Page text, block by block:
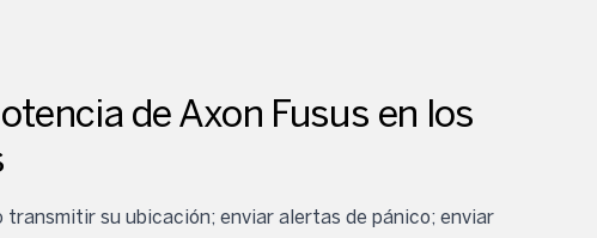
de Axon Fusus en los
su ubicación; enviar alertas de pánico; enviar